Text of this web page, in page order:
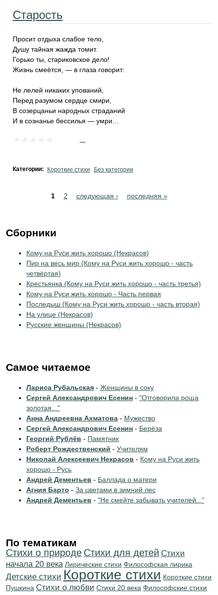
Старость
Просит отдыха слабое тело,
Душу тайная жажда томит.
Горько ты, стариковское дело!
Жизнь смеётся, — в глаза говорит:
Не лелей никаких упований,
Перед разумом сердце смири,
В созерцаньи народных страданий
И в сознанье бессилья — умри…
Категории: Короткие стихи Без категории
1 2 следующая › последняя »
Сборники
Кому на Руси жить хорошо (Некрасов)
Пир на весь мир (Кому на Руси жить хорошо - часть
четвёртая)
Крестьянка (Кому на Руси жить хорошо - часть третья)
Кому на Руси жить хорошо - Часть первая
Последыш (Кому на Руси жить хорошо - часть вторая)
На улице (Некрасов)
Русские женщины (Некрасов)
Самое читаемое
Лариса Рубальская - Женщины в соку
Сергей Александрович Есенин - "Отговорила роща
золотая..."
Анна Андреевна Ахматова - Мужество
Сергей Александрович Есенин - Берёза
Георгий Рублёв - Памятник
Роберт Рождественский - Учителям
Николай Алексеевич Некрасов - Кому на Руси жить
хорошо - Русь
Андрей Дементьев - Баллада о матери
Агния Барто - За цветами в зимний лес
Андрей Дементьев - "Не смейте забывать учителей..."
По тематикам
Стихи о природе Стихи для детей Cтихи
начала 20 века Лирические стихи Философская лирика
Детские стихи Короткие стихи Короткие стихи
Пушкина Стихи о любви Стихи 20 века Философские стихи